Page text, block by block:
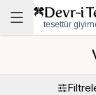
tesettür